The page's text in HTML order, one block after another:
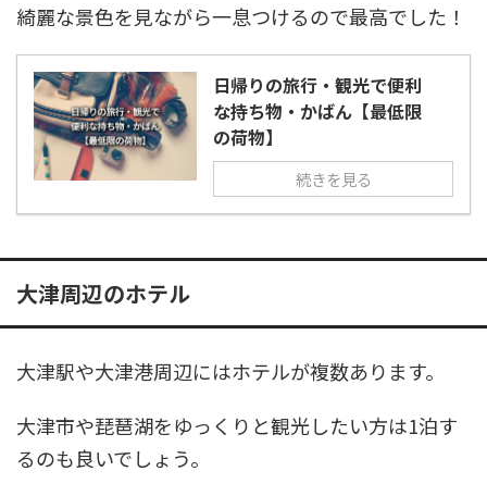
綺麗な景色を見ながら一息つけるので最高でした！
日帰りの旅行・観光で便利
な持ち物・かばん【最低限
の荷物】
続きを見る
大津周辺のホテル
大津駅や大津港周辺にはホテルが複数あります。
大津市や琵琶湖をゆっくりと観光したい方は1泊す
るのも良いでしょう。